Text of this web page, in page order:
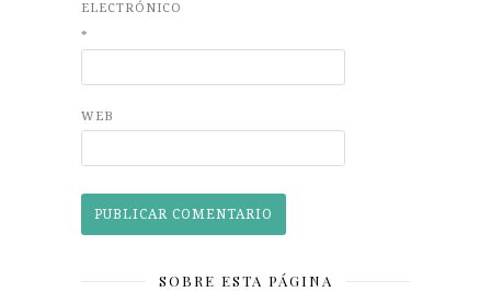
ELECTRÓNICO
*
WEB
SOBRE ESTA PÁGINA